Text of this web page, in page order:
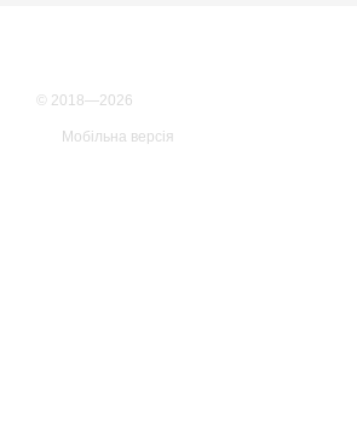
© 2018—2026
Мобільна версія